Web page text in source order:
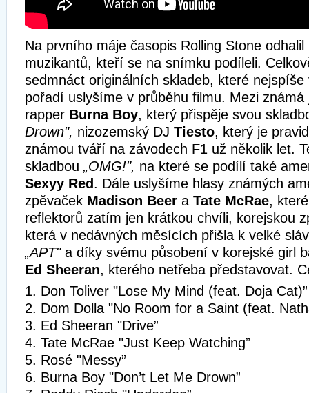
Na prvního máje časopis Rolling Stone
muzikantů, kteří se na snímku podíleli.
sedmnáct originálních skladeb, které nejspíše
pořadí uslyšíme v průběhu filmu. Mezi
rapper Burna Boy, který přispěje svou
Drown", nizozemský DJ Tiesto, který je
známou tváří na závodech F1 už několik let.
skladbou „OMG!", na které se podílí také
Sexyy Red. Dále uslyšíme hlasy známých
zpěvaček Madison Beer a Tate McRae,
reflektorů zatím jen krátkou chvíli, korejskou
která v nedávných měsících přišla k velké
„APT"a díky svému působení v korejské girl
Ed Sheeran, kterého netřeba představovat.
1. Don Toliver "Lose My Mind (feat. Doja Cat)”
2. Dom Dolla "No Room for a Saint (feat.
3. Ed Sheeran "Drive”
4. Tate McRae "Just Keep Watching”
5. Rosé "Messy”
6. Burna Boy "Don’t Let Me Drown”